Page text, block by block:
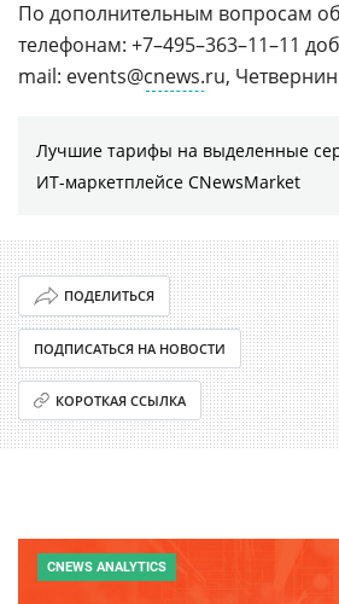
По дополнительным вопросам
телефонам: +7–495–363–11–11
mail: events@cnews.ru,
Лучшие тарифы на выделенные
ИТ-маркетплейсе CNewsMarket
ПОДЕЛИТЬСЯ
ПОДПИСАТЬСЯ НА НОВОСТИ
КОРОТКАЯ ССЫЛКА
CNEWS ANALYTICS